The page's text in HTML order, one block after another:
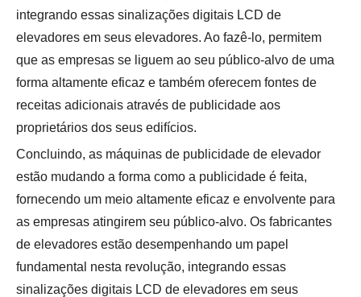
integrando essas sinalizações digitais LCD de
elevadores em seus elevadores. Ao fazê-lo, permitem
que as empresas se liguem ao seu público-alvo de uma
forma altamente eficaz e também oferecem fontes de
receitas adicionais através de publicidade aos
proprietários dos seus edifícios.
Concluindo, as máquinas de publicidade de elevador
estão mudando a forma como a publicidade é feita,
fornecendo um meio altamente eficaz e envolvente para
as empresas atingirem seu público-alvo. Os fabricantes
de elevadores estão desempenhando um papel
fundamental nesta revolução, integrando essas
sinalizações digitais LCD de elevadores em seus